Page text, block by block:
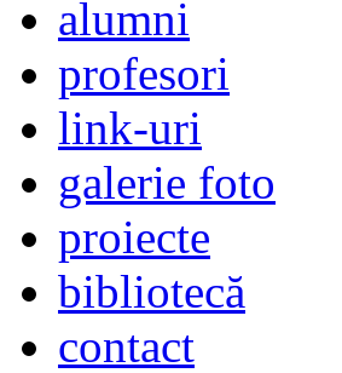
alumni
profesori
link-uri
galerie foto
proiecte
bibliotecă
contact